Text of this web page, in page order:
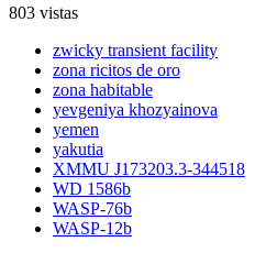
803 vistas
zwicky transient facility
zona ricitos de oro
zona habitable
yevgeniya khozyainova
yemen
yakutia
XMMU J173203.3-344518
WD 1586b
WASP-76b
WASP-12b